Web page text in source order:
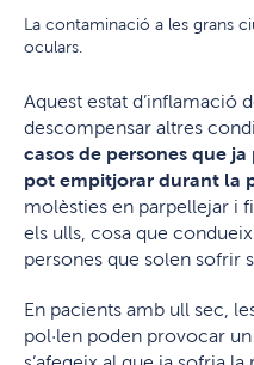
La contaminació a les grans
oculars.
Aquest estat d’inflamació
descompensar altres
casos de persones que
pot empitjorar durant la
molèsties en parpellejar i
els ulls, cosa que
persones que solen sofrir
En pacients amb ull sec,
pol·len poden provocar